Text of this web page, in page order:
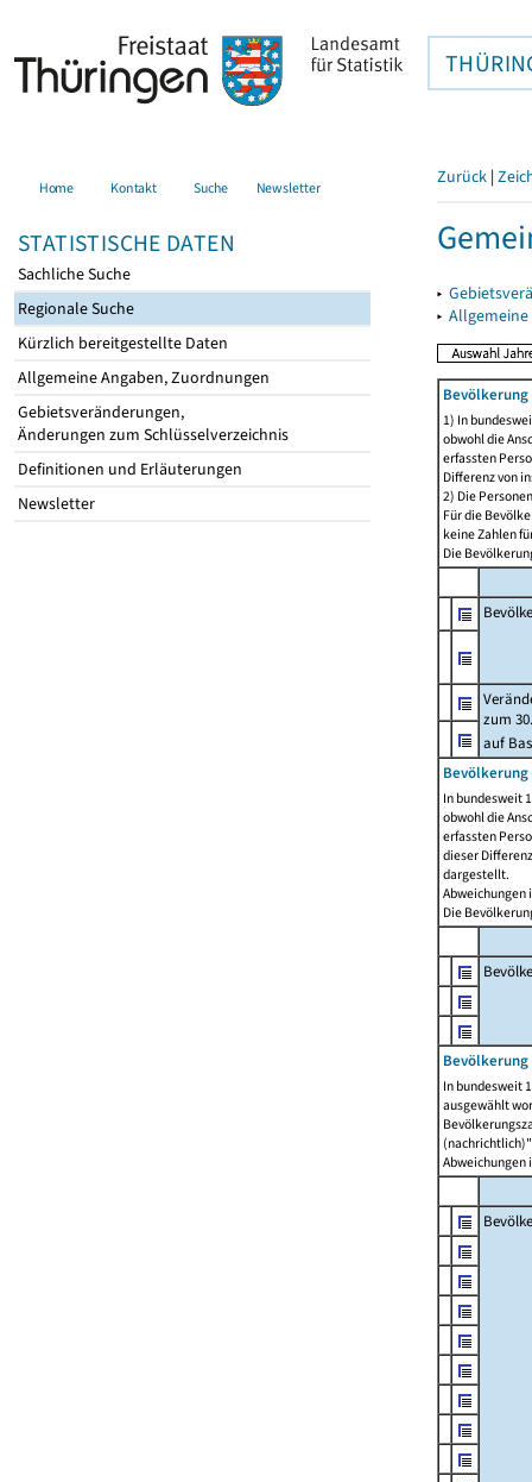
Home Kontakt Suche Newsletter
STATISTISCHE DATEN
Sachliche Suche
Regionale Suche
Kürzlich bereitgestellte Daten
Allgemeine Angaben, Zuordnungen
Gebietsveränderungen,
Änderungen zum Schlüsselverzeichnis
Definitionen und Erläuterungen
Newsletter
Zurück |
▸
▸
1) In
obwohl die
erfassten
Differenz von
2) Die
Für die
keine Zahlen
Die
zum
auf
Bevölkerung
In bundesweit
obwohl die
erfassten
dieser
dargestellt.
Abweichungen
Die
In bundesweit
ausgewählt
Abweichungen